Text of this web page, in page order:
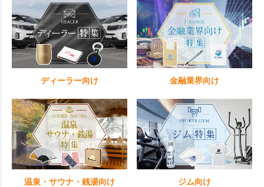
ディーラー向け 金融業界向け
温泉・サウナ・銭湯向け ジム向け